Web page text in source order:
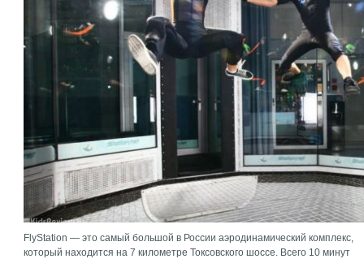
FlyStation — это самый большой в России аэродинамический комплекс,
который находится на 7 километре Токсовского шоссе. Всего 10 минут